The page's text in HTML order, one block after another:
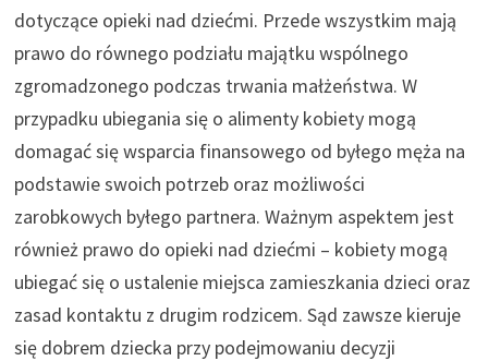
dotyczące opieki nad dziećmi. Przede wszystkim mają
prawo do równego podziału majątku wspólnego
zgromadzonego podczas trwania małżeństwa. W
przypadku ubiegania się o alimenty kobiety mogą
domagać się wsparcia finansowego od byłego męża na
podstawie swoich potrzeb oraz możliwości
zarobkowych byłego partnera. Ważnym aspektem jest
również prawo do opieki nad dziećmi – kobiety mogą
ubiegać się o ustalenie miejsca zamieszkania dzieci oraz
zasad kontaktu z drugim rodzicem. Sąd zawsze kieruje
się dobrem dziecka przy podejmowaniu decyzji